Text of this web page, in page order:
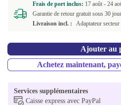
Frais de port inclus: 17 août - 24
Garantie de retour gratuit sous 30
Livraison incl. :
Adaptateur secteur
Ajouter au
Achetez maintenant,
Services supplémentaires
Caisse express avec PayPal